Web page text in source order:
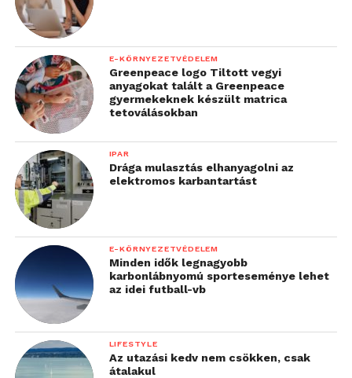
E-KÖRNYEZETVÉDELEM
Greenpeace logo Tiltott vegyi
anyagokat talált a Greenpeace
gyermekeknek készült matrica
tetoválásokban
IPAR
Drága mulasztás elhanyagolni az
elektromos karbantartást
E-KÖRNYEZETVÉDELEM
Minden idők legnagyobb
karbonlábnyomú sporteseménye lehet
az idei futball-vb
LIFESTYLE
Az utazási kedv nem csökken, csak
átalakul